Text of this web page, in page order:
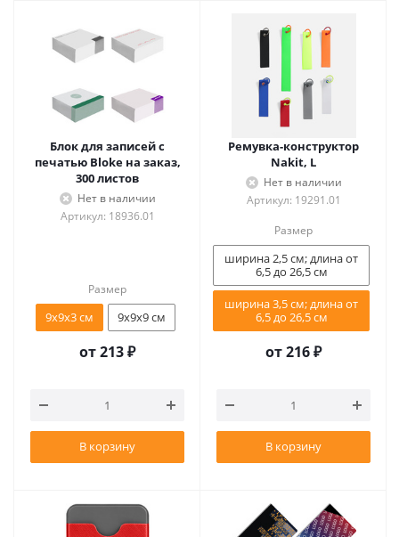
Блок для записей с
печатью Bloke на заказ,
300 листов
Нет в наличии
Артикул: 18936.01
Размер
9х9х3 см 9х9х9 см
от213 ₽
В корзину
Ремувка-конструктор
Nakit, L
Нет в наличии
Артикул: 19291.01
Размер
ширина 2,5 см; длина от
6,5 до 26,5 см
ширина 3,5 см; длина от
6,5 до 26,5 см
от216 ₽
В корзину